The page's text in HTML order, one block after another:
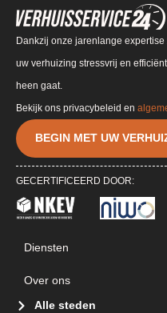
Dankzij onze jarenlange
uw verhuizing stressvrij en
heen gaat.
BEGIN MET UW
GECERTIFICEERD DOOR:
Diensten
Over ons
Alle steden
Bekijk ons privacybeleid en